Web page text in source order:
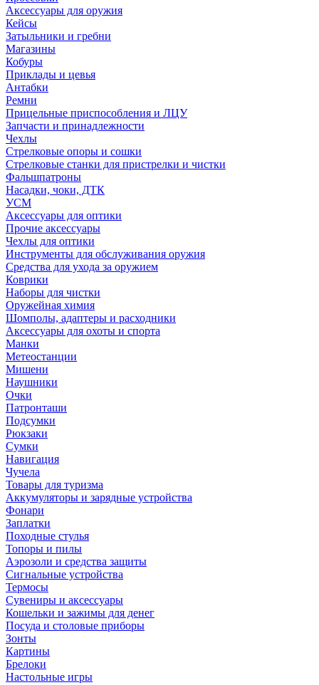
Аксессуары для оружия
Кейсы
Затыльники и гребни
Магазины
Кобуры
Приклады и цевья
Антабки
Ремни
Прицельные приспособления и ЛЦУ
Запчасти и принадлежности
Чехлы
Стрелковые опоры и сошки
Стрелковые станки для пристрелки и чистки
Фальшпатроны
Насадки, чоки, ДТК
УСМ
Аксессуары для оптики
Прочие аксессуары
Чехлы для оптики
Инструменты для обслуживания оружия
Средства для ухода за оружием
Коврики
Наборы для чистки
Оружейная химия
Шомполы, адаптеры и расходники
Аксессуары для охоты и спорта
Манки
Метеостанции
Мишени
Наушники
Очки
Патронташи
Подсумки
Рюкзаки
Сумки
Навигация
Чучела
Товары для туризма
Аккумуляторы и зарядные устройства
Фонари
Заплатки
Походные стулья
Топоры и пилы
Аэрозоли и средства защиты
Сигнальные устройства
Термосы
Сувениры и аксессуары
Кошельки и зажимы для денег
Посуда и столовые приборы
Зонты
Картины
Брелоки
Настольные игры